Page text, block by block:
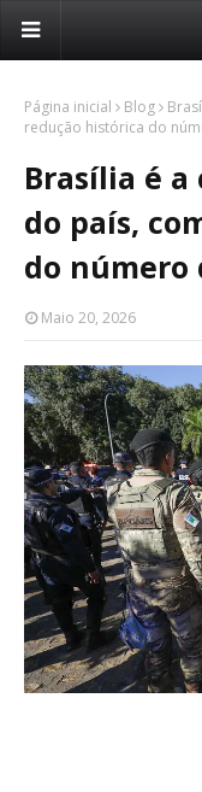
Página inicial Blog
redução histórica do
Brasília é
do país,
do número
Maio 20, 2026